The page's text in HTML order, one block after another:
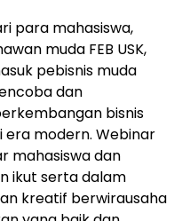
para mahasiswa,
muda FEB USK,
pebisnis muda
dan
bisnis
era modern. Webinar
mahasiswa dan
ikut serta dalam
kreatif berwirausaha